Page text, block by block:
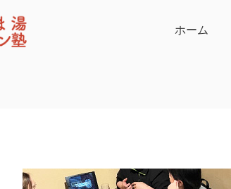
ホーム